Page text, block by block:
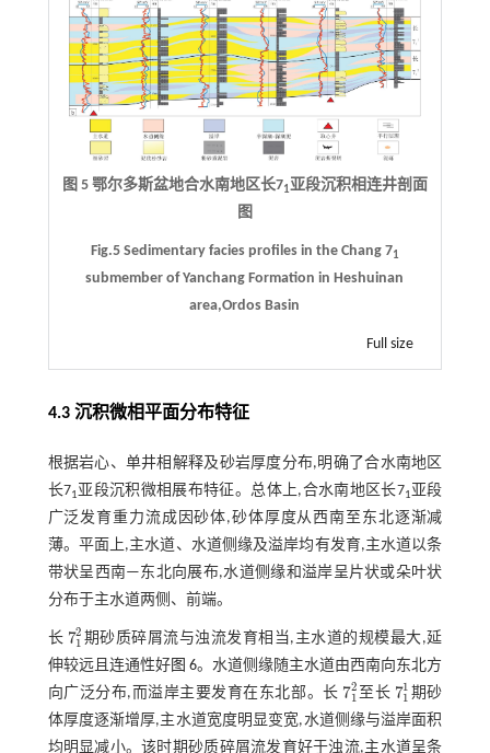
图 5 鄂尔多斯盆地合水南地区长71亚段沉积相连井剖面
图
Fig.5 Sedimentary facies profiles in the Chang 71
submember of Yanchang Formation in Heshuinan
area,Ordos Basin
Full size
4.3 沉积微相平面分布特征
根据岩心、单井相解释及砂岩厚度分布,明确了合水南地区
长71亚段沉积微相展布特征。总体上,合水南地区长71亚段
广泛发育重力流成因砂体,砂体厚度从西南至东北逐渐减
薄。平面上,主水道、水道侧缘及溢岸均有发育,主水道以条
带状呈西南—东北向展布,水道侧缘和溢岸呈片状或朵叶状
分布于主水道两侧、前端。
长 72
1
71 2
期砂质碎屑流与浊流发育相当,主水道的规模最大,延
伸较远且连通性好图 6。水道侧缘随主水道由西南向东北方
向广泛分布,而溢岸主要发育在东北部。长 72
1
712
至长 71
1
71 1
期砂
体厚度逐渐增厚,主水道宽度明显变宽,水道侧缘与溢岸面积
均明显减小。该时期砂质碎屑流发育好于浊流,主水道呈条